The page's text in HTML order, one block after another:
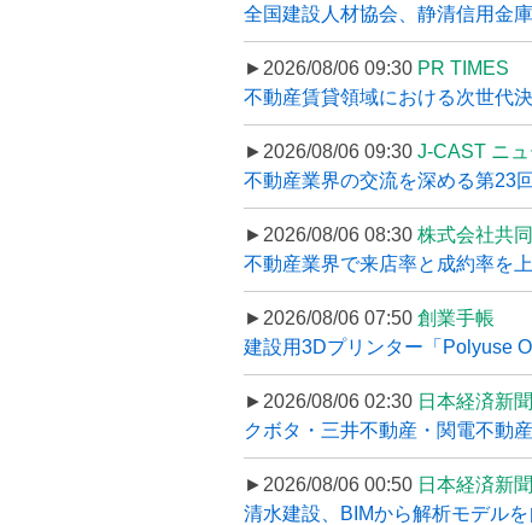
全国建設人材協会、静清信用金
►2026/08/06 09:30 PR TIMES
不動産賃貸領域における次世代
►2026/08/06 09:30 J-CAST ニュ
不動産業界の交流を深める第23
►2026/08/06 08:30 株式会社共
不動産業界で来店率と成約率を
►2026/08/06 07:50 創業手帳
建設用3Dプリンター「Polyuse
►2026/08/06 02:30 日本経済新聞
クボタ・三井不動産・関電不動
►2026/08/06 00:50 日本経済新聞
清水建設、BIMから解析モデル